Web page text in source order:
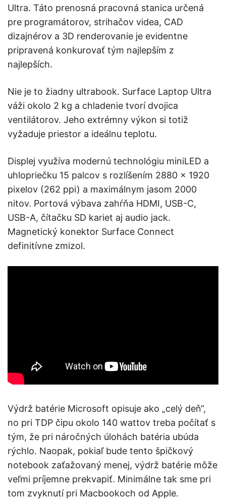
Ultra. Táto prenosná pracovná stanica určená
pre programátorov, strihačov videa, CAD
dizajnérov a 3D renderovanie je evidentne
pripravená konkurovať tým najlepším z
najlepších.
Nie je to žiadny ultrabook. Surface Laptop Ultra
váži okolo 2 kg a chladenie tvorí dvojica
ventilátorov. Jeho extrémny výkon si totiž
vyžaduje priestor a ideálnu teplotu.
Displej využíva modernú technológiu miniLED a
uhlopriečku 15 palcov s rozlíšením 2880 × 1920
pixelov (262 ppi) a maximálnym jasom 2000
nitov. Portová výbava zahŕňa HDMI, USB-C,
USB-A, čítačku SD kariet aj audio jack.
Magnetický konektor Surface Connect
definitívne zmizol.
Výdrž batérie Microsoft opisuje ako „celý deň“,
no pri TDP čipu okolo 140 wattov treba počítať s
tým, že pri náročných úlohách batéria ubúda
rýchlo. Naopak, pokiaľ bude tento špičkový
notebook zaťažovaný menej, výdrž batérie môže
veľmi príjemne prekvapiť. Minimálne tak sme pri
tom zvyknutí pri Macbookoch od Apple.